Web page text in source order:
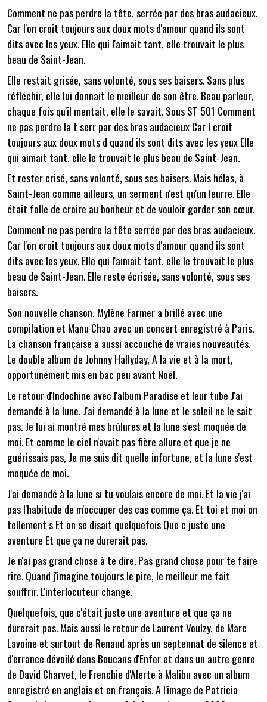
Comment ne pas perdre la tête, serrée par des bras audacieux.
Car l'on croit toujours aux doux mots d'amour quand ils sont
dits avec les yeux. Elle qui l'aimait tant, elle trouvait le plus
beau de Saint-Jean.
Elle restait grisée, sans volonté, sous ses baisers. Sans plus
réfléchir, elle lui donnait le meilleur de son être. Beau parleur,
chaque fois qu'il mentait, elle le savait. Sous ST 501 Comment
ne pas perdre la t serr par des bras audacieux Car l croit
toujours aux doux mots d quand ils sont dits avec les yeux Elle
qui aimait tant, elle le trouvait le plus beau de Saint-Jean.
Et rester crisé, sans volonté, sous ses baisers. Mais hélas, à
Saint-Jean comme ailleurs, un serment n'est qu'un leurre. Elle
était folle de croire au bonheur et de vouloir garder son cœur.
Comment ne pas perdre la tête serrée par des bras audacieux.
Car l'on croit toujours aux doux mots d'amour quand ils sont
dits avec les yeux. Elle qui l'aimait tant, elle le trouvait le plus
beau de Saint-Jean. Elle reste écrisée, sans volonté, sous ses
baisers.
Son nouvelle chanson, Mylène Farmer a brillé avec une
compilation et Manu Chao avec un concert enregistré à Paris.
La chanson française a aussi accouché de vraies nouveautés.
Le double album de Johnny Hallyday, A la vie et à la mort,
opportunément mis en bac peu avant Noël.
Le retour d'Indochine avec l'album Paradise et leur tube J'ai
demandé à la lune. J'ai demandé à la lune et le soleil ne le sait
pas. Je lui ai montré mes brûlures et la lune s'est moquée de
moi. Et comme le ciel n'avait pas fière allure et que je ne
guérissais pas, Je me suis dit quelle infortune, et la lune s'est
moquée de moi.
J'ai demandé à la lune si tu voulais encore de moi. Et la vie j'ai
pas l'habitude de m'occuper des cas comme ça. Et toi et moi on
tellement s Et on se disait quelquefois Que c juste une
aventure Et que ça ne durerait pas.
Je n'ai pas grand chose à te dire. Pas grand chose pour te faire
rire. Quand j'imagine toujours le pire, le meilleur me fait
souffrir. L'interlocuteur change.
Quelquefois, que c'était juste une aventure et que ça ne
durerait pas. Mais aussi le retour de Laurent Voulzy, de Marc
Lavoine et surtout de Renaud après un septennat de silence et
d'errance dévoilé dans Boucans d'Enfer et dans un autre genre
de David Charvet, le Frenchie d'Alerte à Malibu avec un album
enregistré en anglais et en français. A l'image de Patricia